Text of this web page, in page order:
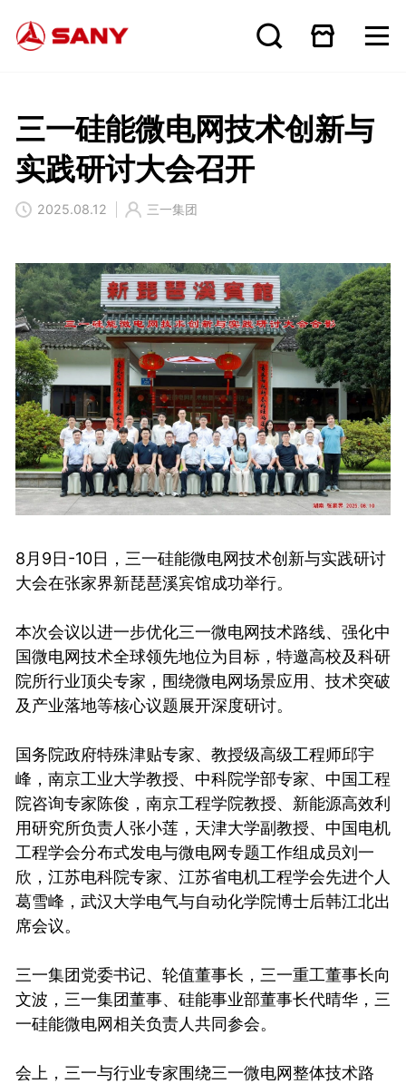
三一硅能微电网技术创新与
实践研讨大会召开
2025.08.12 三一集团
8月9日-10日，三一硅能微电网技术创新与实践研讨
大会在张家界新琵琶溪宾馆成功举行。
本次会议以进一步优化三一微电网技术路线、强化中
国微电网技术全球领先地位为目标，特邀高校及科研
院所行业顶尖专家，围绕微电网场景应用、技术突破
及产业落地等核心议题展开深度研讨。
国务院政府特殊津贴专家、教授级高级工程师邱宇
峰，南京工业大学教授、中科院学部专家、中国工程
院咨询专家陈俊，南京工程学院教授、新能源高效利
用研究所负责人张小莲，天津大学副教授、中国电机
工程学会分布式发电与微电网专题工作组成员刘一
欣，江苏电科院专家、江苏省电机工程学会先进个人
葛雪峰，武汉大学电气与自动化学院博士后韩江北出
席会议。
三一集团党委书记、轮值董事长，三一重工董事长向
文波，三一集团董事、硅能事业部董事长代晴华，三
一硅能微电网相关负责人共同参会。
会上，三一与行业专家围绕三一微电网整体技术路